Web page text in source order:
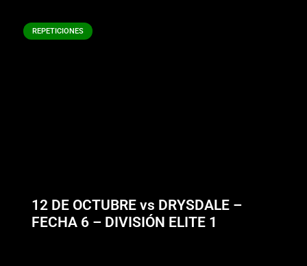
REPETICIONES
12 DE OCTUBRE vs DRYSDALE –
FECHA 6 – DIVISIÓN ELITE 1